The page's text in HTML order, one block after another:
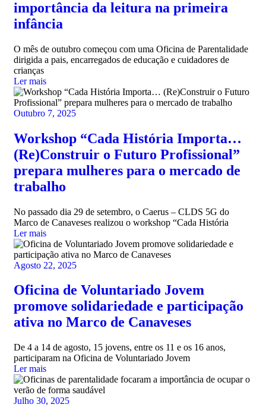
importância da leitura na primeira
infância
O mês de outubro começou com uma Oficina de Parentalidade
dirigida a pais, encarregados de educação e cuidadores de
crianças
Ler mais
Outubro 7, 2025
Workshop “Cada História Importa…
(Re)Construir o Futuro Profissional”
prepara mulheres para o mercado de
trabalho
No passado dia 29 de setembro, o Caerus – CLDS 5G do
Marco de Canaveses realizou o workshop “Cada História
Ler mais
Agosto 22, 2025
Oficina de Voluntariado Jovem
promove solidariedade e participação
ativa no Marco de Canaveses
De 4 a 14 de agosto, 15 jovens, entre os 11 e os 16 anos,
participaram na Oficina de Voluntariado Jovem
Ler mais
Julho 30, 2025